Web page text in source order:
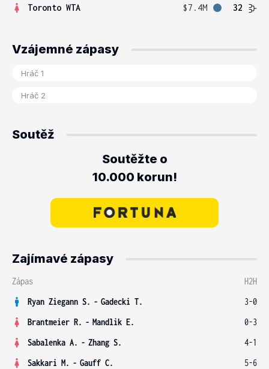
Toronto WTA
$7.4M 32
Vzájemné zápasy
Soutěž
Soutěžte o
10.000 korun!
Zajímavé zápasy
Zápas
H2H
Ryan Ziegann S. - Gadecki T.
3-0
Brantmeier R. - Mandlik E.
0-3
Sabalenka A. - Zhang S.
4-1
Sakkari M. - Gauff C.
5-6